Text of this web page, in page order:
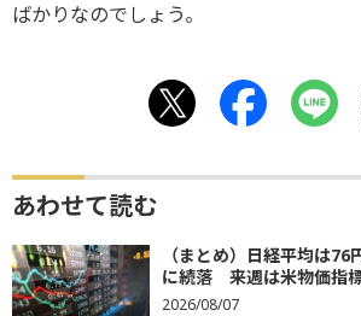
ばかりなのでしょう。
あわせて読む
（まとめ）日経平均は
に続落 来週は米物価指
2026/08/07